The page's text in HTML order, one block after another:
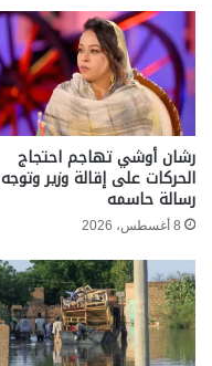
رشان أوشي تهاجم احتجاج
الحركات على إقالة وزير وتوجه
رسالة حاسمه
8 أغسطس، 2026